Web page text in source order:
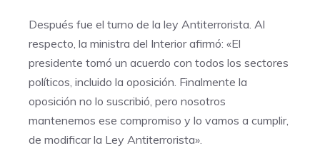
Después fue el turno de la ley Antiterrorista. Al
respecto, la ministra del Interior afirmó: «El
presidente tomó un acuerdo con todos los sectores
políticos, incluido la oposición. Finalmente la
oposición no lo suscribió, pero nosotros
mantenemos ese compromiso y lo vamos a cumplir,
de modificar la Ley Antiterrorista».